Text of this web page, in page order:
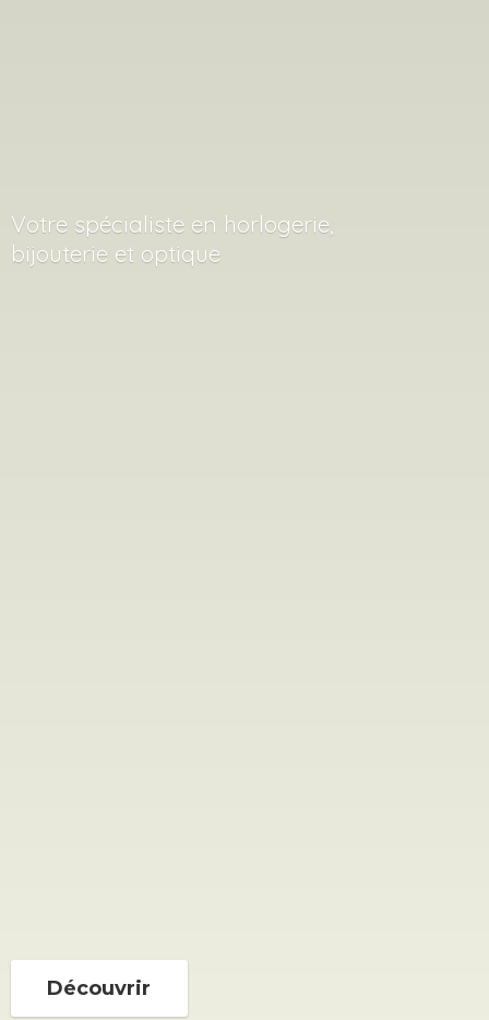
Votre spécialiste en horlogerie,
bijouterie et optique
Découvrir